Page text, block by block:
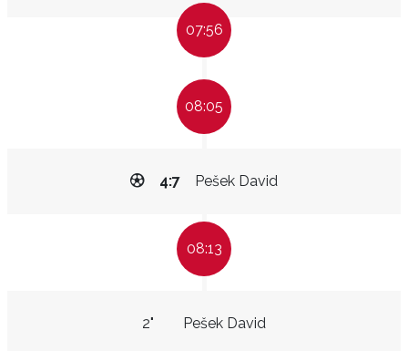
07:56
08:05
Pešek David
4:7
08:13
Pešek David
2"